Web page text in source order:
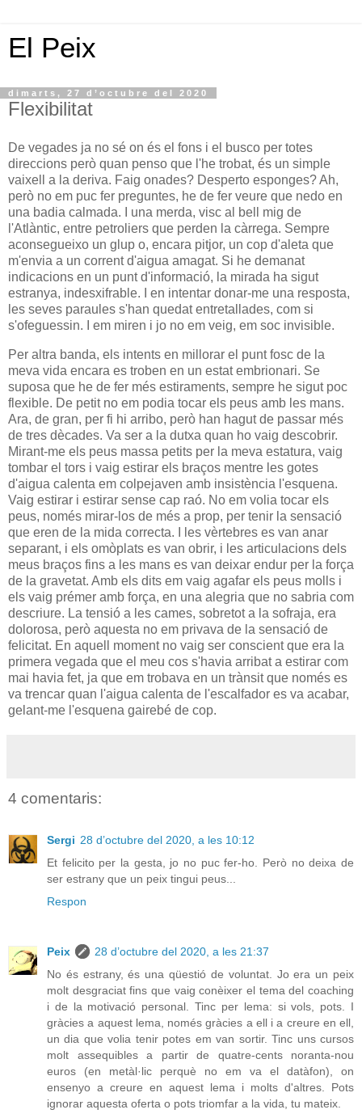
El Peix
dimarts, 27 d’octubre del 2020
Flexibilitat
De vegades ja no sé on és el fons i el busco per totes
direccions però quan penso que l'he trobat, és un simple
vaixell a la deriva. Faig onades? Desperto esponges? Ah,
però no em puc fer preguntes, he de fer veure que nedo en
una badia calmada. I una merda, visc al bell mig de
l'Atlàntic, entre petroliers que perden la càrrega. Sempre
aconsegueixo un glup o, encara pitjor, un cop d'aleta que
m'envia a un corrent d'aigua amagat. Si he demanat
indicacions en un punt d'informació, la mirada ha sigut
estranya, indesxifrable. I en intentar donar-me una resposta,
les seves paraules s'han quedat entretallades, com si
s'ofeguessin. I em miren i jo no em veig, em soc invisible.
Per altra banda, els intents en millorar el punt fosc de la
meva vida encara es troben en un estat embrionari. Se
suposa que he de fer més estiraments, sempre he sigut poc
flexible. De petit no em podia tocar els peus amb les mans.
Ara, de gran, per fi hi arribo, però han hagut de passar més
de tres dècades. Va ser a la dutxa quan ho vaig descobrir.
Mirant-me els peus massa petits per la meva estatura, vaig
tombar el tors i vaig estirar els braços mentre les gotes
d'aigua calenta em colpejaven amb insistència l'esquena.
Vaig estirar i estirar sense cap raó. No em volia tocar els
peus, només mirar-los de més a prop, per tenir la sensació
que eren de la mida correcta. I les vèrtebres es van anar
separant, i els omòplats es van obrir, i les articulacions dels
meus braços fins a les mans es van deixar endur per la força
de la gravetat. Amb els dits em vaig agafar els peus molls i
els vaig prémer amb força, en una alegria que no sabria com
descriure. La tensió a les cames, sobretot a la sofraja, era
dolorosa, però aquesta no em privava de la sensació de
felicitat. En aquell moment no vaig ser conscient que era la
primera vegada que el meu cos s'havia arribat a estirar com
mai havia fet, ja que em trobava en un trànsit que només es
va trencar quan l'aigua calenta de l'escalfador es va acabar,
gelant-me l'esquena gairebé de cop.
4 comentaris:
Sergi 28 d’octubre del 2020, a les 10:12
Et felicito per la gesta, jo no puc fer-ho. Però no deixa de
ser estrany que un peix tingui peus...
Respon
Peix
28 d’octubre del 2020, a les 21:37
No és estrany, és una qüestió de voluntat. Jo era un peix
molt desgraciat fins que vaig conèixer el tema del coaching
i de la motivació personal. Tinc per lema: si vols, pots. I
gràcies a aquest lema, només gràcies a ell i a creure en ell,
un dia que volia tenir potes em van sortir. Tinc uns cursos
molt assequibles a partir de quatre-cents noranta-nou
euros (en metàl·lic perquè no em va el datàfon), on
ensenyo a creure en aquest lema i molts d'altres. Pots
ignorar aquesta oferta o pots triomfar a la vida, tu mateix.